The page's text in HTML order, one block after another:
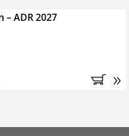
zu Gefahrgut-
gratis (
– ADR 2027
»